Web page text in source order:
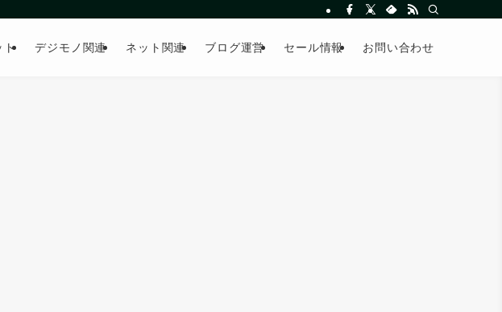
ト デジモノ関連 ネット関連 ブログ運営 セール情報 お問い合わせ